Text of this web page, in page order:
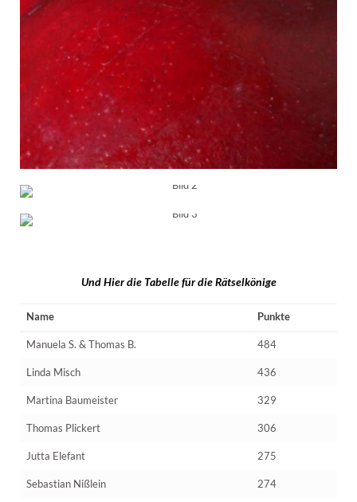
Und Hier die Tabelle für die Rätselkönige
Name Punkte
Manuela S. & Thomas B. 484
Linda Misch 436
Martina Baumeister 329
Thomas Plickert 306
Jutta Elefant 275
Sebastian Nißlein 274